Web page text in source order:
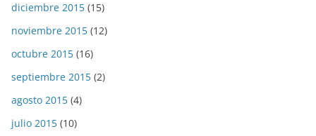
diciembre 2015 (15)
noviembre 2015 (12)
octubre 2015 (16)
septiembre 2015 (2)
agosto 2015 (4)
julio 2015 (10)